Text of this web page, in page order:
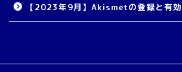
【2023年9月】Akismetの登録と有